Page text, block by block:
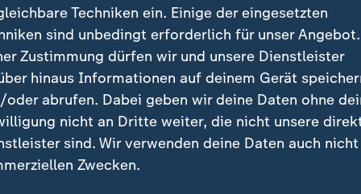
Techniken ein. Einige der eingesetzten
sind unbedingt erforderlich für unser
Zustimmung dürfen wir und unsere Dienstleister
hinaus Informationen auf deinem Gerät
oder abrufen. Dabei geben wir deine Daten ohne
nicht an Dritte weiter, die nicht unsere
sind. Wir verwenden deine Daten auch nicht
Zwecken.